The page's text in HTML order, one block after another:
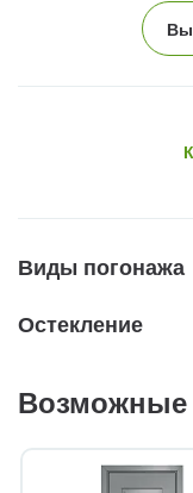
Виды погонажа
Остекление
Возможные